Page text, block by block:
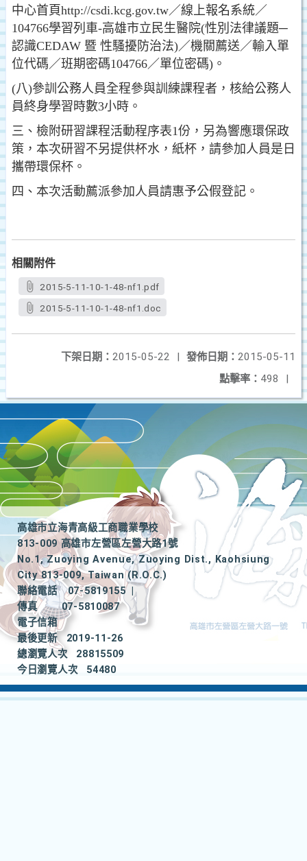
中心首頁http://csdi.kcg.gov.tw／線上報名系統／
104766學習列車-高雄市立民生醫院(性別法律議題─
認識CEDAW 暨 性騷擾防治法)／機關薦送／輸入單
位代碼／班期密碼104766／單位密碼)。
(八)參訓公務人員全程參與訓練課程者，核給公務人
員終身學習時數3小時。
三、檢附研習課程活動程序表1份，另為響應環保政
策，本次研習不另提供杯水，紙杯，請參加人員是日
攜帶環保杯。
四、本次活動薦派參加人員請惠予公假登記。
相關附件
2015-5-11-10-1-48-nf1.pdf
2015-5-11-10-1-48-nf1.doc
發佈日期： 2015-05-11
下架日期： 2015-05-22
|
點擊率： 498 |
高雄市立海青高級工商職業學校
813-009 高雄市左營區左營大路1號
No.1, Zuoying Avenue, Zuoying Dist., Kaohsiung
City 813-009, Taiwan (R.O.C.)
聯絡電話
07-5819155
|
傳真
07-5810087
電子信箱
最後更新
2019-11-26
總瀏覽人次
28815509
今日瀏覽人次
54480